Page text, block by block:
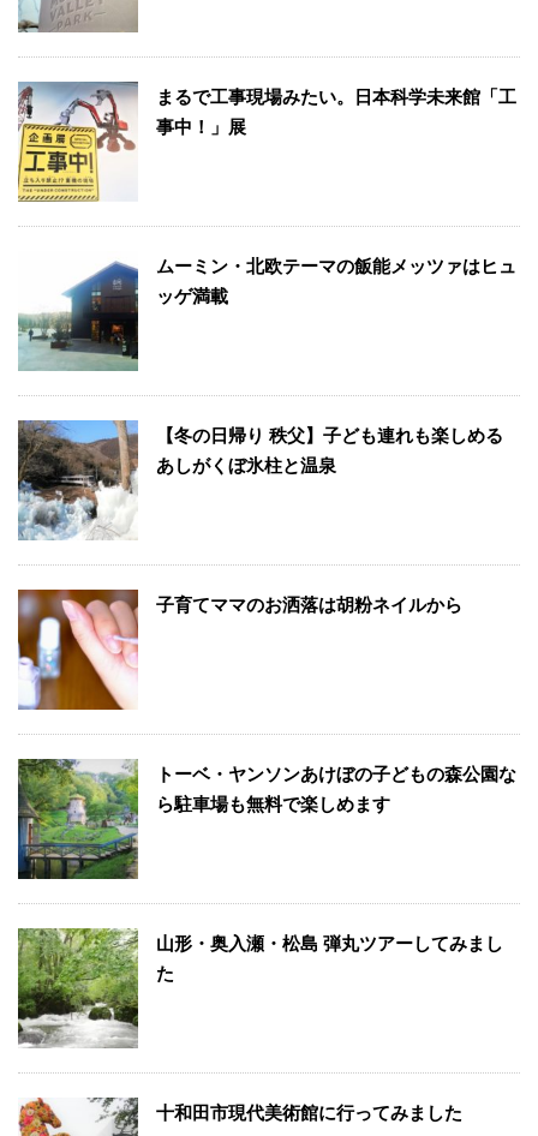
まるで工事現場みたい。日本科学未来館「工
事中！」展
ムーミン・北欧テーマの飯能メッツァはヒュ
ッゲ満載
【冬の日帰り 秩父】子ども連れも楽しめる
あしがくぼ氷柱と温泉
子育てママのお洒落は胡粉ネイルから
トーベ・ヤンソンあけぼの子どもの森公園な
ら駐車場も無料で楽しめます
山形・奥入瀬・松島 弾丸ツアーしてみまし
た
十和田市現代美術館に行ってみました